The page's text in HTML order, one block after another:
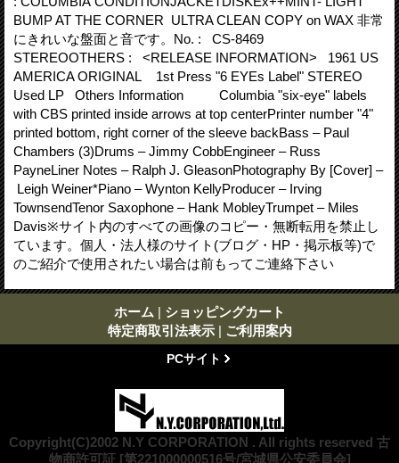
BUMP AT THE CORNER ULTRA CLEAN COPY on WAX 非常
にきれいな盤面と音です。No. : CS-8469
STEREOOTHERS : <RELEASE INFORMATION> 1961 US
AMERICA ORIGINAL 1st Press "6 EYEs Label" STEREO
Used LP Others Information Columbia "six-eye" labels
with CBS printed inside arrows at top centerPrinter number "4"
printed bottom, right corner of the sleeve backBass – Paul
Chambers (3)Drums – Jimmy CobbEngineer – Russ
PayneLiner Notes – Ralph J. GleasonPhotography By [Cover] –
Leigh Weiner*Piano – Wynton KellyProducer – Irving
TownsendTenor Saxophone – Hank MobleyTrumpet – Miles
Davis※サイト内のすべての画像のコピー・無断転用を禁止し
ています。個人・法人様のサイト(ブログ・HP・掲示板等)で
のご紹介で使用されたい場合は前もってご連絡下さい
ホーム | ショッピングカート
特定商取引法表示 | ご利用案内
PCサイト
Copyright(C)2002 N.Y CORPORATION . All rights reserved 古
物商許可証 [第221000000516号/宮城県公安委員会]